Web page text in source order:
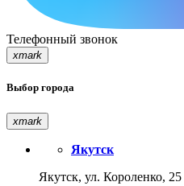
Телефонный звонок
xmark
Выбор города
xmark
Якутск
Якутск, ул. Короленко, 25